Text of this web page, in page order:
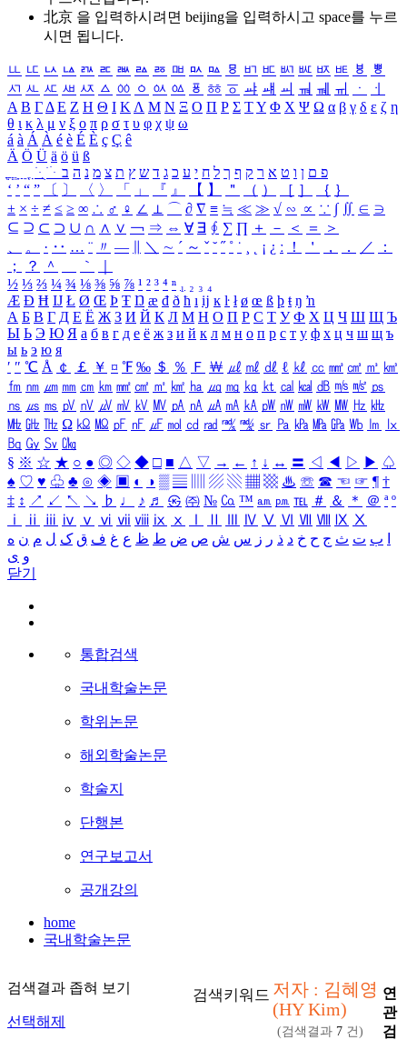
北京 을 입력하시려면 beijing을 입력하시고 space를 누르
시면 됩니다.
ㅥ ㅦ ㅧ ㅨ ㅩ ㅪ ㅫ ㅬ ㅭ ㅮ ㅯ ㅰ ㅱ ㅲ ㅳ ㅴ ㅵ ㅶ ㅷ ㅸ
ㅹ
ㅺ ㅻ ㅼ ㅽ ㅾ ㅿ ㆀ ㆁ ㆂ ㆃ ㆄ ㆅ ㆆ ㆇ ㆈ ㆉ ㆊ ㆋ ㆌ ㆍ
ㆎ
Α Β ΓΔ Ε Ζ Η Θ Ι ΚΛ Μ Ν Ξ Ο Π Ρ Σ ΤΥ Φ Χ Ψ Ω α β γ δ ε ζ η
θ ι κ λ μ ν ξ ο π ρ σ τ υ φ χ ψ ω
á à Á À é è É È ç Ç ê
Ä Ö Ü ä ö ü ß
ִֶֹ ֻּ ׁׂ פ ם ן ו ט א ר ק ף ך ל ח י ע כ ג ד ש ץ ת צ מ נ ה ב
‘ ’ “ ” 〔 〕 〈 〉 「 」 『 』 【 】 ＂ （ ） ［ ］ ｛ ｝
± × ÷ ≠ ≤ ≥ ∞ ∴ ♂ ♀ ∠ ⊥ ⌒ ∂ ∇ ≡ ≒ ≪ ≫ √ ∽ ∝ ∵ ∫ ∬ ∈ ∋
⊆ ⊇ ⊂ ⊃ ∪ ∩ ∧ ∨ ￢ ⇒ ⇔ ∀ ∃ ∮ ∑ ∏ ＋ － ＜ ＝
＞
、
。 · ‥ … ¨ 〃 ― ＼ ∼ ´ ～ ˇ ˘ ˝ ˚ ˙ ¸ ¡ ¿ ː ！ ＇ ， ． ／
：
；
？ ＾ ｀
½ ⅓ ⅔ ¼ ¾ ⅛ ⅜ ⅝ ⅞ ¹ ² ³ ⁴ ⁿ ₁ ₂ ₃ ₄
Æ Ð Ħ Ĳ Ł Ø Œ Þ Ŧ Ŋ æ đ ð ħ ı ĳ ĸ ŀ ł ø œ ß þ ŧ ŋ ŉ
А Б В Г Д Е Ё Ж З И Й К Л М Н О П Р С Т У Ф Х Ц Ч Ш Щ Ъ
Ы Ь Э Ю Я а б в г д е ё ж з и й к л м н о п р с т у ф х ц ч ш щ ъ
ы ь э ю я
′ ″ ℃ Å ￠ ￡ ￥ ¤ ℉ ‰ ＄ ％ Ｆ ￦ ㎕ ㎖ ㎗ ℓ ㎘ ㏄ ㎣ ㎤ ㎥ ㎦
㎙ ㎚ ㎛ ㎜ ㎝ ㎞ ㎟ ㎠ ㎡ ㎢ ㏊ ㎍ ㎎ ㎏ ㏏ ㎈ ㎉ ㏈ ㎧ ㎨ ㎰
㎱ ㎲ ㎳ ㎴ ㎵ ㎶ ㎷ ㎸ ㎹ ㎀ ㎁ ㎂ ㎃ ㎄ ㎺ ㎻ ㎽ ㎾ ㎿ ㎐ ㎑
㎒ ㎓ ㎔ Ω ㏀ ㏁ ㎊ ㎋ ㎌ ㏖ ㏅ ㎭ ㎮ ㎯ ㏛ ㎩ ㎪ ㎫ ㎬ ㏝ ㏐
㏓
㏃ ㏉ ㏜ ㏆
§ ※ ☆ ★ ○ ● ◎ ◇ ◆ □ ■ △ ▽ → ← ↑ ↓ ↔ 〓 ◁ ◀ ▷ ▶ ♤
♠ ♡ ♥ ♧ ♣ ⊙ ◈ ▣ ◐ ◑ ▒ ▤ ▨ ▧ ▦ ▩ ♨ ☏ ☎ ☜ ☞ ¶ †
‡ ↕ ↗ ↙ ↖ ↘ ♭ ♩ ♪ ♬ ㉿ ㈜ № ㏇ ™ ㏂ ㏘ ℡ ＃ ＆ ＊ ＠ ª º
ⅰ
ⅱ ⅲ ⅳ ⅴ ⅵ ⅶ ⅷ ⅸ ⅹ Ⅳ Ⅴ Ⅵ Ⅶ Ⅷ Ⅸ Ⅹ
ب ت ث ج ح خ د ذ ر ز س ش ص ض ط ظ ع غ ف ق ک ل م ن ه
و ی
닫기
통합검색
국내학술논문
학위논문
해외학술논문
학술지
단행본
연구보고서
공개강의
home
국내학술논문
검색결과 좁혀 보기
선택해제
검색키워드 저자 : 김혜영
(HY Kim)
(검색결과 7 건)
연
관
검